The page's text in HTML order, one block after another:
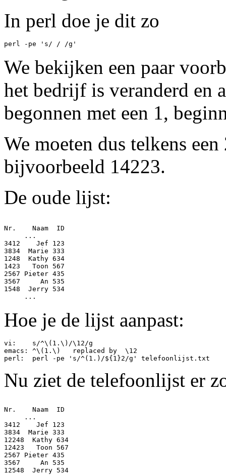
In perl doe je dit zo
perl -pe 's/ / /g'
We bekijken een paar
het bedrijf is veranderd en
begonnen met een 1,
We moeten dus telkens
bijvoorbeeld 14223.
De oude lijst:
Nr.    Naam  ID
     ...
3412    Jef 123
3834  Marie 333
1248  Kathy 634
1423   Toon 567
2567 Pieter 435
3567     An 535
1548  Jerry 534
Hoe je de lijst aanpast:
vi:    s/^\(1.\)/\12/g
emacs: ^\(1.\)   replaced by  \12
Nu ziet de telefoonlijst er
Nr.    Naam  ID
     ...
3412    Jef 123
3834  Marie 333
12248  Kathy 634
12423   Toon 567
2567 Pieter 435
3567     An 535
12548  Jerry 534